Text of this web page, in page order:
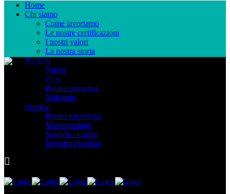
Home
Chi siamo
Come lavoriamo
Le nostre certificazioni
I nostri valori
La nostra storia
Prodotti
Nuovi
Usati
Pronta consegna
Noleggio
Service
Pronto intervento
Manutenzione
Servizio ricambi
Immatricolazione
Promo CESAB 2026